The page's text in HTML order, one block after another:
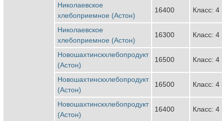
Николаевское
хлебоприемное (Астон)
16400 Класс: 4
Николаевское
хлебоприемное (Астон)
16300 Класс: 4
Новошахтинскхлебопродукт
(Астон)
16500 Класс: 4
Новошахтинскхлебопродукт
(Астон)
16500 Класс: 4
Новошахтинскхлебопродукт
(Астон)
16400 Класс: 4